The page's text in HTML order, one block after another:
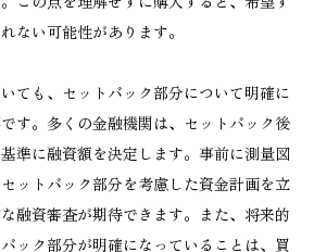
ない可能性があります。
ても、セットバック部分について明確に
す。多くの金融機関は、セットバック後
準に融資額を決定します。事前に測量図
ットバック部分を考慮した資金計画を立
融資審査が期待できます。また、将来的
ック部分が明確になっていることは、買